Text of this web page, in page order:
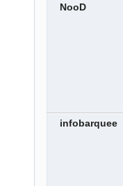
NooD
infobarquee